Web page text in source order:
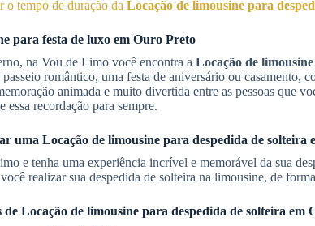
o tempo de duração da Locação de limousine para
para festa de luxo em Ouro Preto
na Vou de Limo você encontra a Locação de
romântico, uma festa de aniversário ou casamento,
animada e muito divertida entre as pessoas que
essa recordação para sempre.
uma Locação de limousine para despedida de solteira
e tenha uma experiência incrível e memorável da sua
realizar sua despedida de solteira na limousine, de
de Locação de limousine para despedida de solteira em